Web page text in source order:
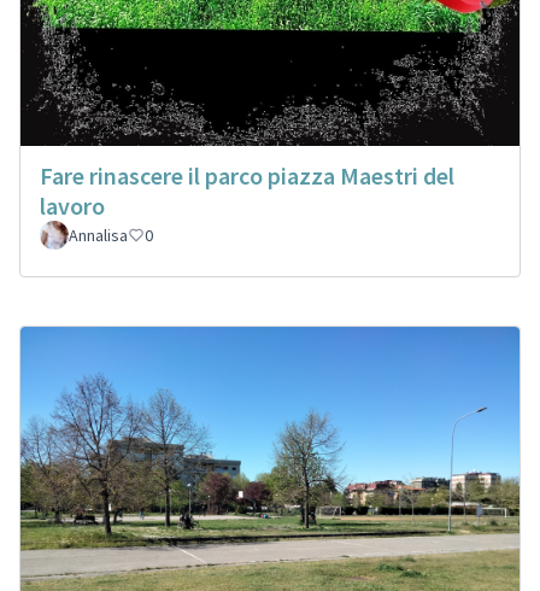
Fare rinascere il parco piazza Maestri del
lavoro
Annalisa 0